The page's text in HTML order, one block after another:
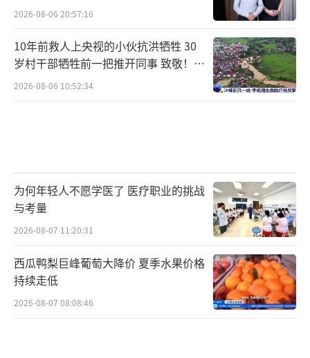
2026-08-06 20:57:16
10年前救人上央视的小伙抗洪牺牲 30
岁村干部牺牲前一把推开同事 致敬！送
别！
2026-08-06 10:52:34
为何年轻人不愿学医了 医疗职业的挑战
与考量
2026-08-07 11:20:31
西瓜鸭梨巨峰葡萄大降价 夏季水果价格
持续走低
2026-08-07 08:08:46